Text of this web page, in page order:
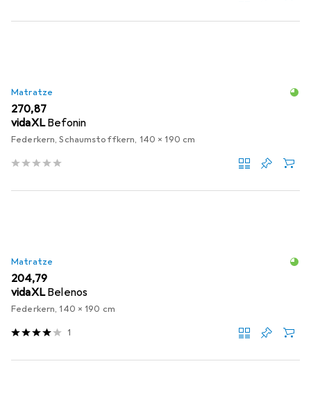
Matratze
EUR
270,87
vidaXL Befonin
Federkern, Schaumstoffkern, 140 x 190 cm
Matratze
EUR
204,79
vidaXL Belenos
Federkern, 140 x 190 cm
1